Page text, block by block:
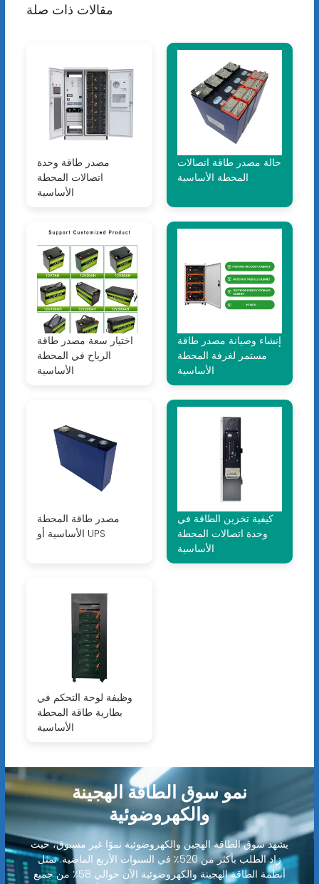
مقالات ذات صلة
مصدر طاقة وحدة
اتصالات المحطة
الأساسية
حالة مصدر طاقة اتصالات
المحطة الأساسية
اختيار سعة مصدر طاقة
الرياح في المحطة
الأساسية
إنشاء وصيانة مصدر طاقة
مستمر لغرفة المحطة
الأساسية
مصدر طاقة المحطة
الأساسية أو UPS
كيفية تخزين الطاقة في
وحدة اتصالات المحطة
الأساسية
وظيفة لوحة التحكم في
بطارية طاقة المحطة
الأساسية
نمو سوق الطاقة الهجينة
والكهروضوئية
يشهد سوق الطاقة الهجين والكهروضوئية نموًا غير مسبوق، حيث
زاد الطلب بأكثر من 520٪ في السنوات الأربع الماضية. تمثل
أنظمة الطاقة الهجينة والكهروضوئية الآن حوالي 58٪ من جميع